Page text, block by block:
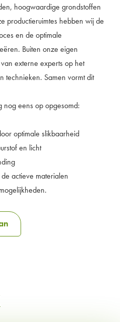
hoogwaardige grondstoffen
productieruimtes hebben wij de
en de optimale
Buiten onze eigen
externe experts op het
technieken. Samen vormt dit
nog eens op opgesomd:
optimale slikbaarheid
en licht
actieve materialen